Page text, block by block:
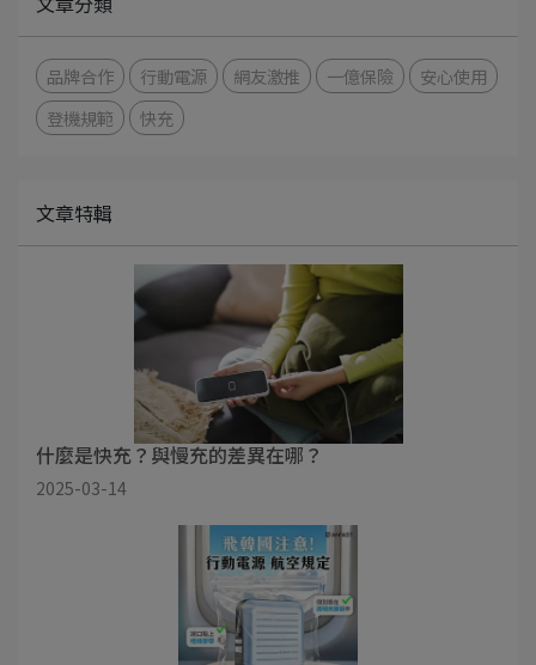
品牌合作 行動電源 網友激推 一億保險
安心使用
登機規範
快充
文章特輯
什麼是快充？與慢充的差異在哪？
2025-03-14